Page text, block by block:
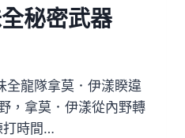
秘密武器
全龍隊拿莫．伊漾睽違
，拿莫．伊漾從內野轉
打時間…